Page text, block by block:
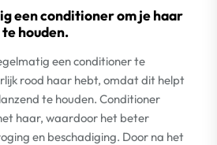
een conditioner om je haar
houden.
een conditioner te
rood haar hebt, omdat dit helpt
te houden. Conditioner
haar, waardoor het beter
en beschadiging. Door na het